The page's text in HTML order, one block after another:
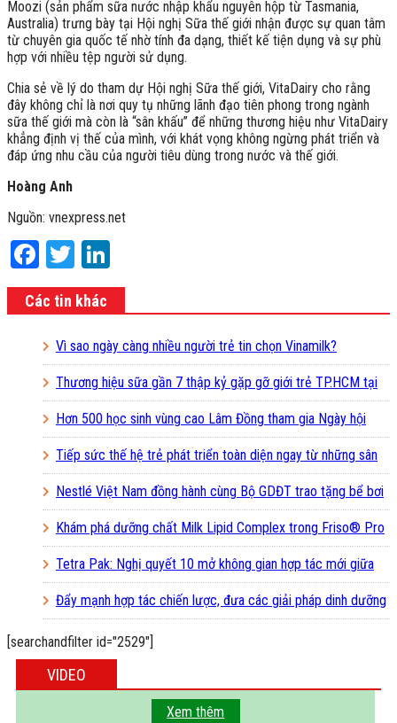
Moozi (sản phẩm sữa nước nhập khẩu nguyên hộp từ Tasmania,
Australia) trưng bày tại Hội nghị Sữa thế giới nhận được sự quan tâm
từ chuyên gia quốc tế nhờ tính đa dạng, thiết kế tiện dụng và sự phù
hợp với nhiều tệp người sử dụng.
Chia sẻ về lý do tham dự Hội nghị Sữa thế giới, VitaDairy cho rằng
đây không chỉ là nơi quy tụ những lãnh đạo tiên phong trong ngành
sữa thế giới mà còn là “sân khấu” để những thương hiệu như VitaDairy
khẳng định vị thế của mình, với khát vọng không ngừng phát triển và
đáp ứng nhu cầu của người tiêu dùng trong nước và thế giới.
Hoàng Anh
Nguồn: vnexpress.net
Facebook
Twitter
Các tin khác
Vì sao ngày càng nhiều người trẻ tin chọn Vinamilk?
Thương hiệu sữa gần 7 thập kỷ gặp gỡ giới trẻ TP.HCM tại
Pop-up ‘Thưởng vị hè’
Hơn 500 học sinh vùng cao Lâm Đồng tham gia Ngày hội
Vươn cao Việt Nam
Tiếp sức thế hệ trẻ phát triển toàn diện ngay từ những sân
chơi học đường
Nestlé Việt Nam đồng hành cùng Bộ GDĐT trao tặng bể bơi
và lớp dạy bơi mô hình điểm cho học sinh tại tỉnh Bắc Ninh
Khám phá dưỡng chất Milk Lipid Complex trong Friso® Pro
3
Tetra Pak: Nghị quyết 10 mở không gian hợp tác mới giữa
doanh nghiệp FDI và doanh nghiệp Việt
Đẩy mạnh hợp tác chiến lược, đưa các giải pháp dinh dưỡng
vào trường học
[searchandfilter id="2529"]
VIDEO
Xem thêm